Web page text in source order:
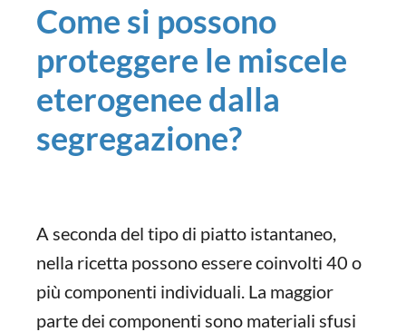
Come si possono
proteggere le miscele
eterogenee dalla
segregazione?
A seconda del tipo di piatto istantaneo,
nella ricetta possono essere coinvolti 40 o
più componenti individuali. La maggior
parte dei componenti sono materiali sfusi